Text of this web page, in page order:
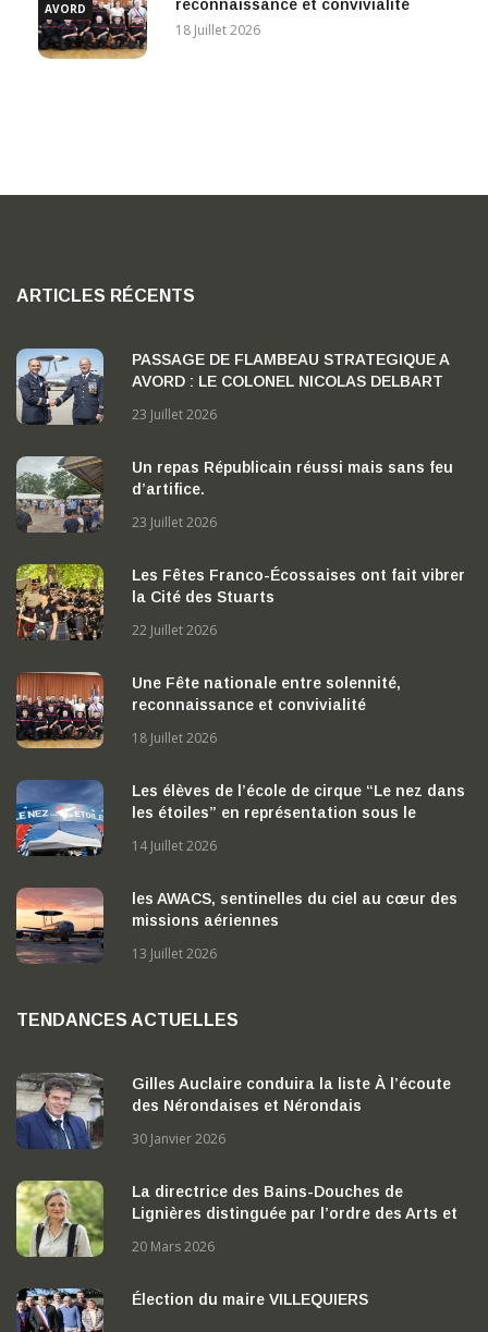
AVORD reconnaissance et convivialité
18 Juillet 2026
ARTICLES RÉCENTS
PASSAGE DE FLAMBEAU STRATEGIQUE A
AVORD : LE COLONEL NICOLAS DELBART
GEORGES MADON »
23 Juillet 2026
Un repas Républicain réussi mais sans feu
d’artifice.
23 Juillet 2026
Les Fêtes Franco-Écossaises ont fait vibrer
la Cité des Stuarts
22 Juillet 2026
Une Fête nationale entre solennité,
reconnaissance et convivialité
18 Juillet 2026
Les élèves de l’école de cirque “Le nez dans
les étoiles” en représentation sous le
14 Juillet 2026
les AWACS, sentinelles du ciel au cœur des
missions aériennes
13 Juillet 2026
TENDANCES ACTUELLES
Gilles Auclaire conduira la liste À l’écoute
des Nérondaises et Nérondais
30 Janvier 2026
La directrice des Bains-Douches de
Lignières distinguée par l’ordre des Arts et
20 Mars 2026
Élection du maire VILLEQUIERS